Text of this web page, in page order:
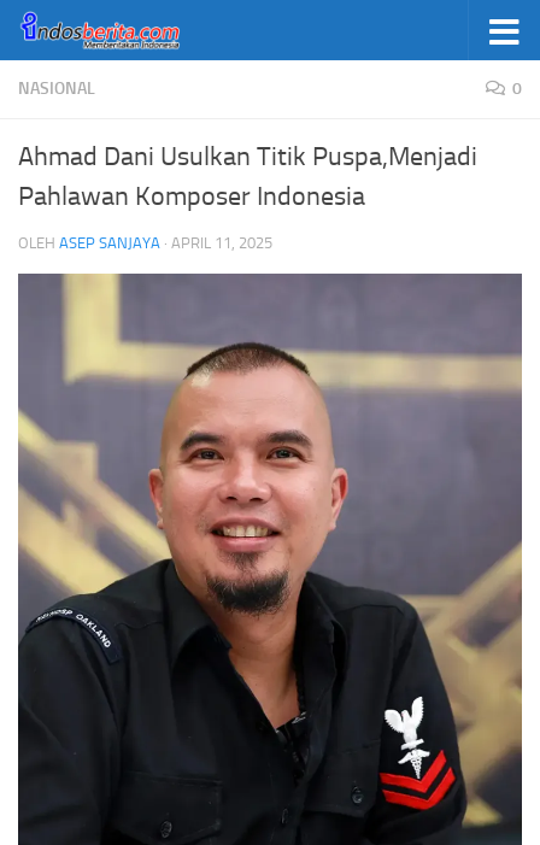
Skip to content
NASIONAL 0
Ahmad Dani Usulkan Titik Puspa,Menjadi
Pahlawan Komposer Indonesia
OLEH ASEP SANJAYA · APRIL 11, 2025